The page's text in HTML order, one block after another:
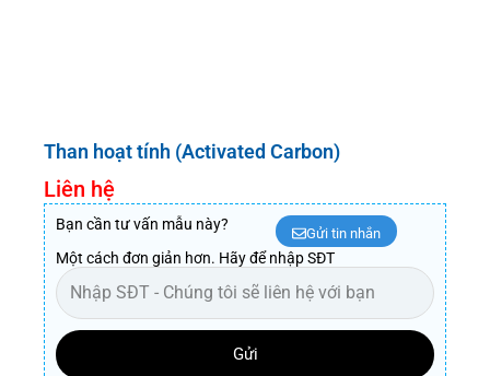
Than hoạt tính (Activated Carbon)
Liên hệ
Bạn cần tư vấn mẫu này?
Gửi tin nhắn
Một cách đơn giản hơn. Hãy để nhập SĐT
Gửi